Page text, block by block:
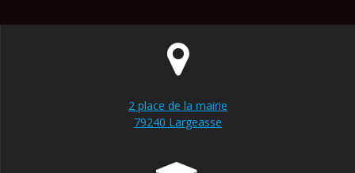
2 place de la mairie
79240 Largeasse